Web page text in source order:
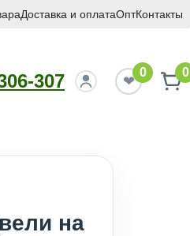
Доставка и оплатаОптКонтакты
307 0 0
на